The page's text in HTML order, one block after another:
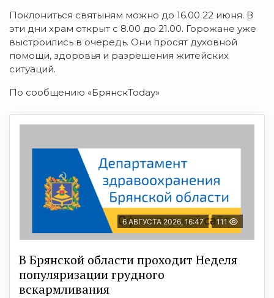
Поклониться святыням можно до 16.00 22 июня. В
эти дни храм открыт с 8.00 до 21.00. Горожане уже
выстроились в очередь. Они просят духовной
помощи, здоровья и разрешения житейских
ситуаций.
По сообщению «БрянскToday»
6 АВГУСТА 2026, 16:47 111
В Брянской области проходит Неделя
популяризации грудного
вскармливания